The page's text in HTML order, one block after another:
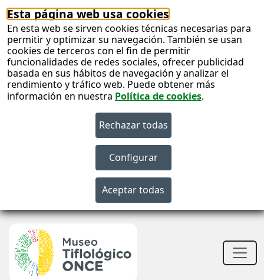
Esta página web usa cookies
En esta web se sirven cookies técnicas necesarias para
permitir y optimizar su navegación. También se usan
cookies de terceros con el fin de permitir
funcionalidades de redes sociales, ofrecer publicidad
basada en sus hábitos de navegación y analizar el
rendimiento y tráfico web. Puede obtener más
información en nuestra Política de cookies.